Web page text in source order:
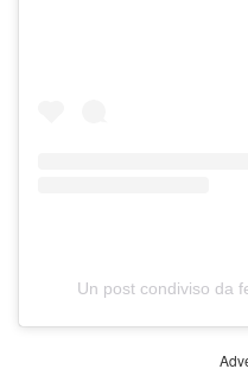
Un post condiviso da